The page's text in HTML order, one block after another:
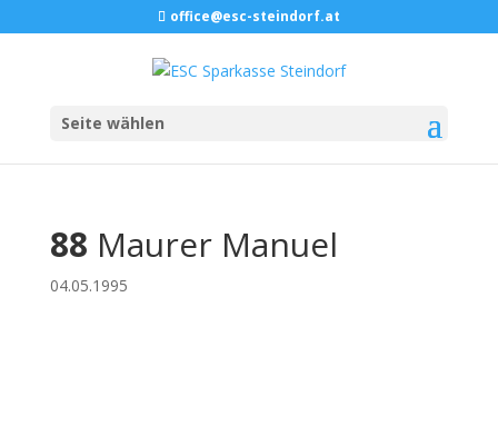
office@esc-steindorf.at
Seite wählen
88 Maurer Manuel
04.05.1995